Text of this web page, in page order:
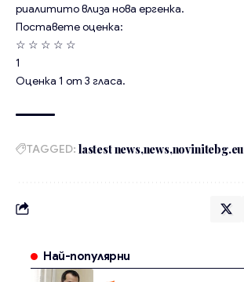
риалитито влиза нова ергенка.
Поставете оценка:
☆ ☆ ☆ ☆ ☆
1
Оценка 1 от 3 гласа.
TAGGED: lastest news news novinitebg.eu
Най-популярни